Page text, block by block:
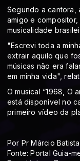
Segundo a cantora,
amigo e
musicalidade
"Escrevi toda a
extrair aquilo que
músicas não era
em minha vida",
O musical “1968, O
está disponível no
primeiro vídeo da
Por Pr Márcio Batista
Fonte: Portal Guia-